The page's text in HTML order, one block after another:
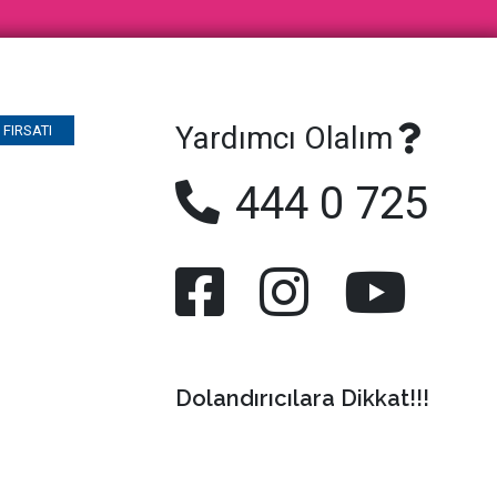
Yardımcı Olalım
444 0 725
Dolandırıcılara Dikkat!!!